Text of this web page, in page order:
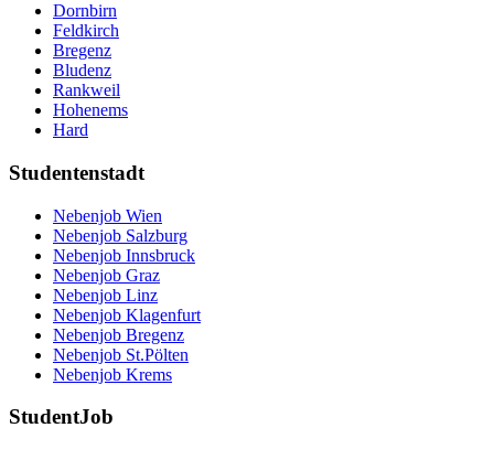
Dornbirn
Feldkirch
Bregenz
Bludenz
Rankweil
Hohenems
Hard
Studentenstadt
Nebenjob Wien
Nebenjob Salzburg
Nebenjob Innsbruck
Nebenjob Graz
Nebenjob Linz
Nebenjob Klagenfurt
Nebenjob Bregenz
Nebenjob St.Pölten
Nebenjob Krems
StudentJob